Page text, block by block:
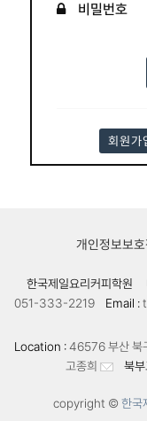
비밀번호
회원가
개인정보보
한국제일요리커피학원
051-333-2219
Email :
Location :46576 부산 북
고종희
북
copyright © 한국